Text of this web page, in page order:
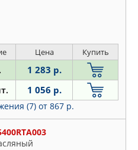
Цена Купить
1 283 р.
1 056 р.
(7) от 867 р.